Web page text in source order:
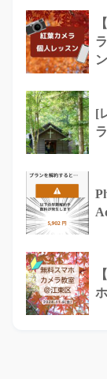
ン
[